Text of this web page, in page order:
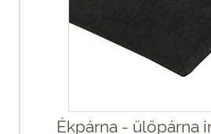
Ékpárna - ülőpárna